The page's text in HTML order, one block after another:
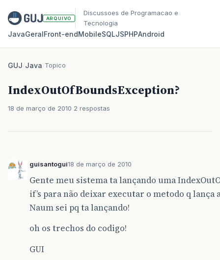
ARQUIVO
Discussoes de Programacao e
Tecnologia
JavaGeralFront‑endMobileSQLJSPHPAndroid
GUJ/Java/Topico
IndexOutOfBoundsException?
18 de março de 2010 2 respostas
guisantogui18 de março de 2010
Gente meu sistema ta lançando uma
if’s para não deixar executar o metodo q lança
Naum sei pq ta lançando!
oh os trechos do codigo!
GUI